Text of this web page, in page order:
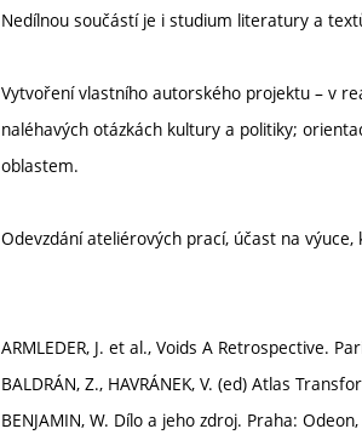
Nedílnou součástí je i studium literatury a
Vytvoření vlastního autorského projektu – v
naléhavých otázkách kultury a politiky;
oblastem.
Odevzdání ateliérových prací, účast na
ARMLEDER, J. et al., Voids A Retrospective.
BALDRÁN, Z., HAVRÁNEK, V. (ed) Atlas
BENJAMIN, W. Dílo a jeho zdroj. Praha: